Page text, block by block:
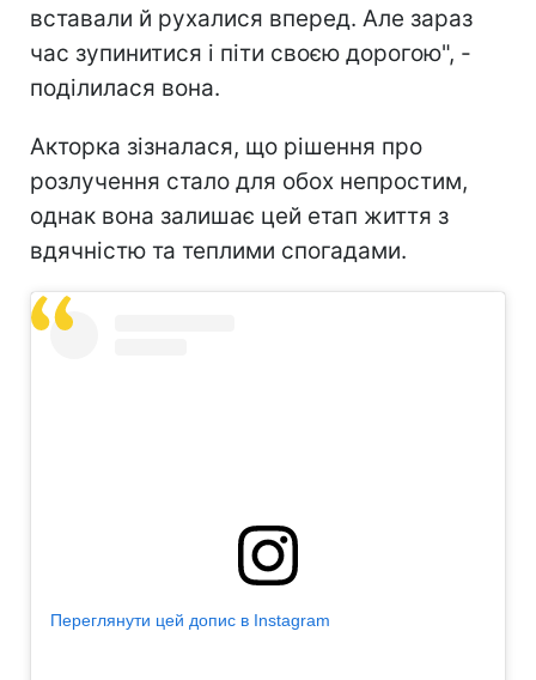
вставали й рухалися вперед. Але зараз
час зупинитися і піти своєю дорогою", -
поділилася вона.
Акторка зізналася, що рішення про
розлучення стало для обох непростим,
однак вона залишає цей етап життя з
вдячністю та теплими спогадами.
Переглянути цей допис в Instagram